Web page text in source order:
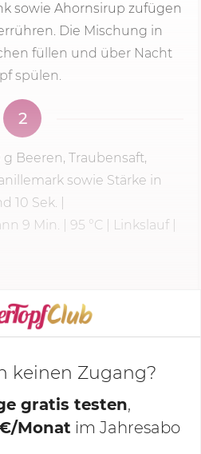
sowie Ahornsirup zufügen
Die Mischung in
füllen und über Nacht
spülen.
2
g Beeren, Traubensaft,
sowie Stärke in
10 Sek.
9 Min. 95 °C | Linkslauf |
STARTEN
keinen Zugang?
gratis testen,
Monat im Jahresabo